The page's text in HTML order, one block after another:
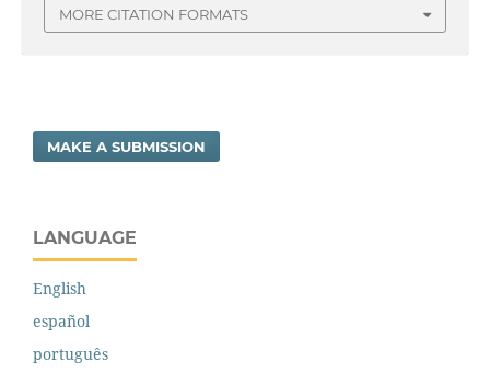
MORE CITATION FORMATS
MAKE A SUBMISSION
LANGUAGE
English
español
português